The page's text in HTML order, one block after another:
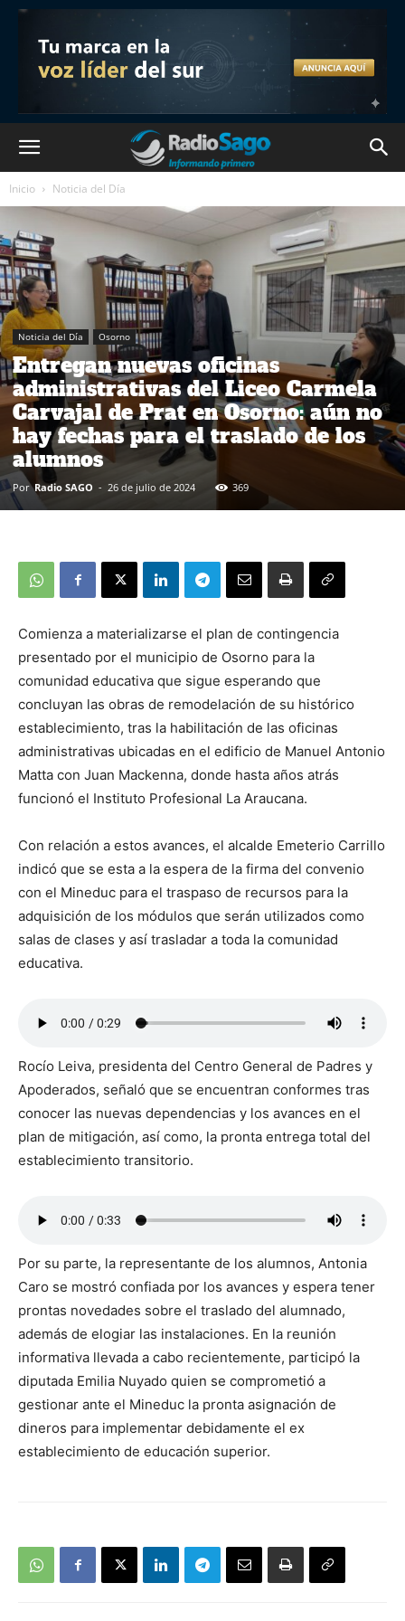
Inicio Noticia del Día
Noticia del Día Osorno
Entregan nuevas oficinas
administrativas del Liceo Carmela
Carvajal de Prat en Osorno: aún no
hay fechas para el traslado de los
alumnos
Por Radio SAGO - 26 de julio de 2024 369
Comienza a materializarse el plan de contingencia
presentado por el municipio de Osorno para la
comunidad educativa que sigue esperando que
concluyan las obras de remodelación de su histórico
establecimiento, tras la habilitación de las oficinas
administrativas ubicadas en el edificio de Manuel Antonio
Matta con Juan Mackenna, donde hasta años atrás
funcionó el Instituto Profesional La Araucana.
Con relación a estos avances, el alcalde Emeterio Carrillo
indicó que se esta a la espera de la firma del convenio
con el Mineduc para el traspaso de recursos para la
adquisición de los módulos que serán utilizados como
salas de clases y así trasladar a toda la comunidad
educativa.
Rocío Leiva, presidenta del Centro General de Padres y
Apoderados, señaló que se encuentran conformes tras
conocer las nuevas dependencias y los avances en el
plan de mitigación, así como, la pronta entrega total del
establecimiento transitorio.
Por su parte, la representante de los alumnos, Antonia
Caro se mostró confiada por los avances y espera tener
prontas novedades sobre el traslado del alumnado,
además de elogiar las instalaciones. En la reunión
informativa llevada a cabo recientemente, participó la
diputada Emilia Nuyado quien se comprometió a
gestionar ante el Mineduc la pronta asignación de
dineros para implementar debidamente el ex
establecimiento de educación superior.